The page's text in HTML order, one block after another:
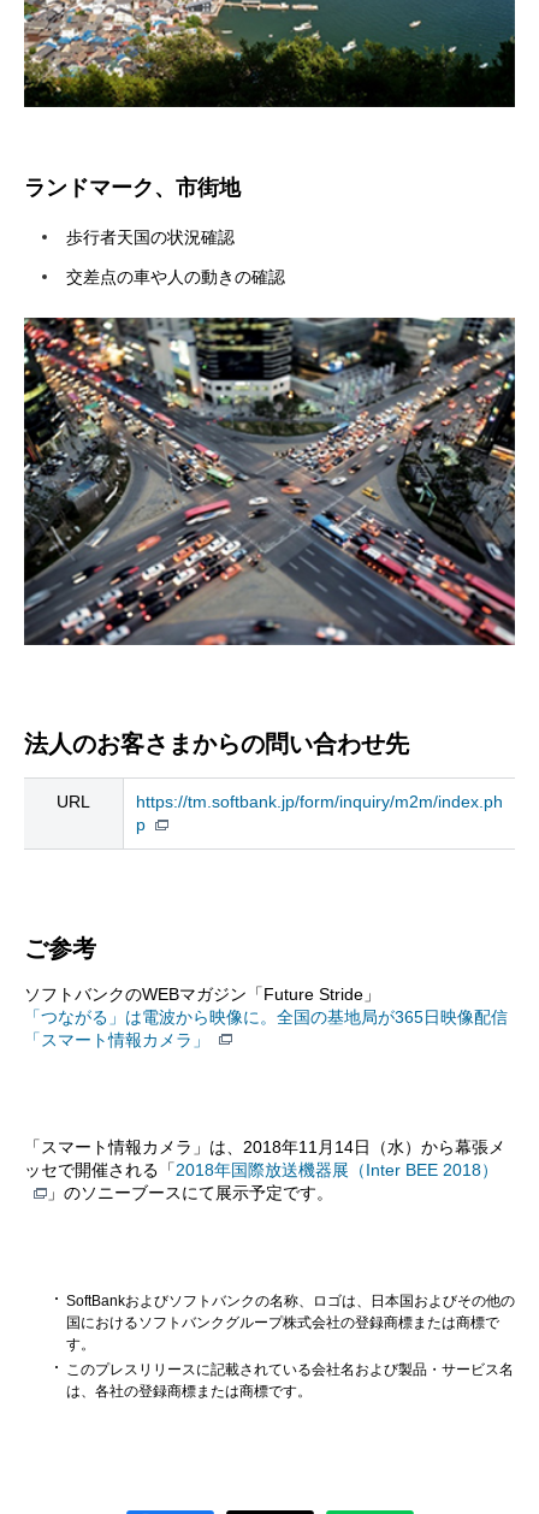
ランドマーク、市街地
歩行者天国の状況確認
交差点の車や人の動きの確認
法人のお客さまからの問い合わせ先
URL
https://tm.softbank.jp/form/inquiry/m2m/index.ph
p
ご参考
ソフトバンクのWEBマガジン「Future Stride」
「つながる」は電波から映像に。全国の基地局が365日映像配信
「スマート情報カメラ」
「スマート情報カメラ」は、2018年11月14日（水）から幕張メ
ッセで開催される「2018年国際放送機器展（Inter BEE 2018）
」のソニーブースにて展示予定です。
SoftBankおよびソフトバンクの名称、ロゴは、日本国およびその他の
国におけるソフトバンクグループ株式会社の登録商標または商標で
す。
このプレスリリースに記載されている会社名および製品・サービス名
は、各社の登録商標または商標です。